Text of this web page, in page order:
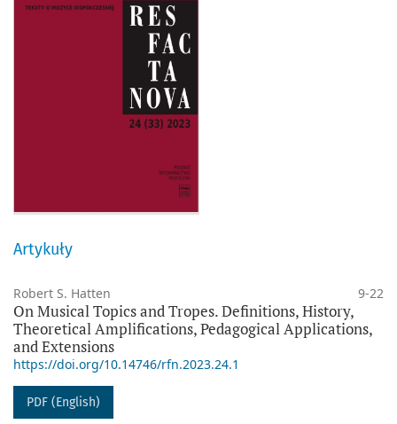
Artykuły
Robert S. Hatten 9-22
On Musical Topics and Tropes. Definitions, History,
Theoretical Amplifications, Pedagogical Applications,
and Extensions
https://doi.org/10.14746/rfn.2023.24.1
PDF (English)